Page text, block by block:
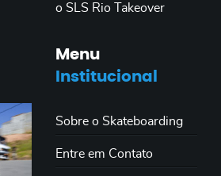
o SLS Rio Takeover
Menu
Institucional
Sobre o Skateboarding
Entre em Contato